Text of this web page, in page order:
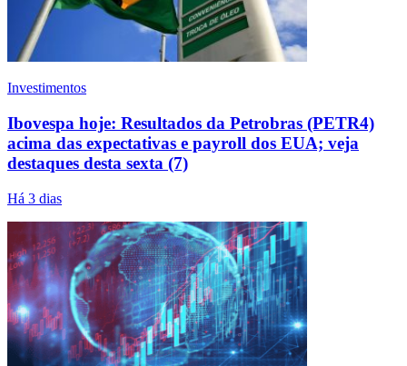
Investimentos
Ibovespa hoje: Resultados da Petrobras (PETR4)
acima das expectativas e payroll dos EUA; veja
destaques desta sexta (7)
Há 3 dias